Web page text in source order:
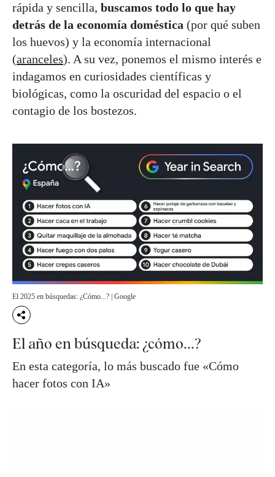
rápida y sencilla, buscamos todo lo que hay
detrás de la economía doméstica (por qué suben
los huevos) y la economía internacional
(aranceles). A su vez, ponemos el mismo interés e
indagamos en curiosidades científicas y
biológicas, como la oscuridad del espacio o el
contagio de los bostezos.
El 2025 en búsquedas: ¿Cómo...? | Google
El año en búsqueda: ¿cómo...?
En esta categoría, lo más buscado fue «Cómo
hacer fotos con IA»